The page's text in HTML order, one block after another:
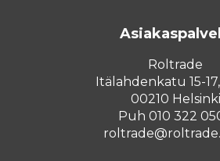
Roltrade
Itälahdenkatu 15-
00210 Helsinki
Puh 010 322